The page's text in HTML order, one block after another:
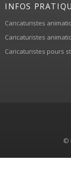
INFOS
Caricaturistes
Caricaturistes
Caricaturistes pours
©